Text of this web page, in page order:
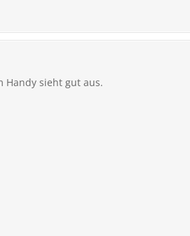
Handy sieht gut aus.